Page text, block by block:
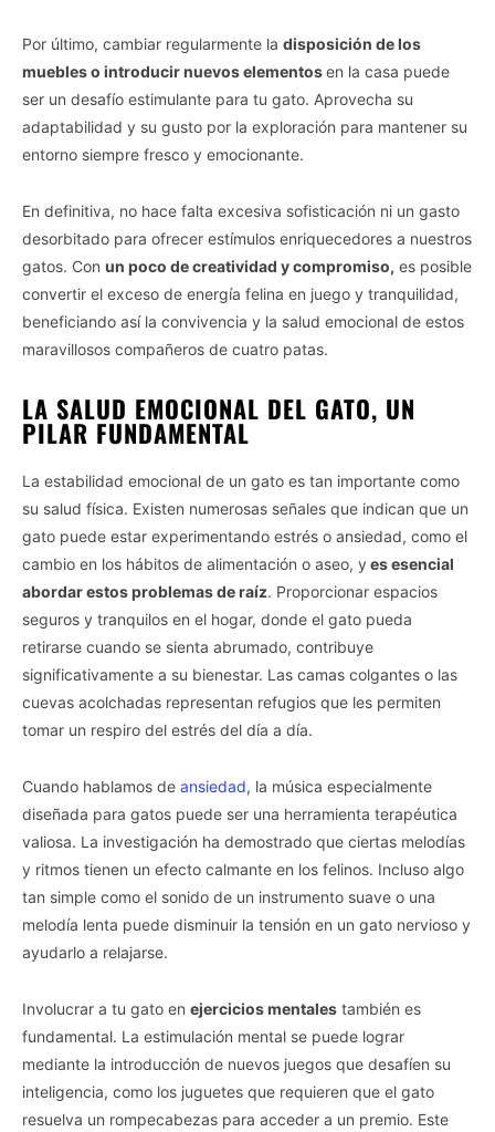
Por último, cambiar regularmente la disposición de los
muebles o introducir nuevos elementosen la casa puede
ser un desafío estimulante para tu gato. Aprovecha su
adaptabilidad y su gusto por la exploración para mantener su
entorno siempre fresco y emocionante.
En definitiva, no hace falta excesiva sofisticación ni un gasto
desorbitado para ofrecer estímulos enriquecedores a nuestros
gatos. Con un poco de creatividad y compromiso, es posible
convertir el exceso de energía felina en juego y tranquilidad,
beneficiando así la convivencia y la salud emocional de estos
maravillosos compañeros de cuatro patas.
LA SALUD EMOCIONAL DEL GATO, UN
PILAR FUNDAMENTAL
La estabilidad emocional de un gato es tan importante como
su salud física. Existen numerosas señales que indican que un
gato puede estar experimentando estrés o ansiedad, como el
cambio en los hábitos de alimentación o aseo, y es esencial
abordar estos problemas de raíz. Proporcionar espacios
seguros y tranquilos en el hogar, donde el gato pueda
retirarse cuando se sienta abrumado, contribuye
significativamente a su bienestar. Las camas colgantes o las
cuevas acolchadas representan refugios que les permiten
tomar un respiro del estrés del día a día.
Cuando hablamos de ansiedad, la música especialmente
diseñada para gatos puede ser una herramienta terapéutica
valiosa. La investigación ha demostrado que ciertas melodías
y ritmos tienen un efecto calmante en los felinos. Incluso algo
tan simple como el sonido de un instrumento suave o una
melodía lenta puede disminuir la tensión en un gato nervioso y
ayudarlo a relajarse.
Involucrar a tu gato en ejercicios mentales también es
fundamental. La estimulación mental se puede lograr
mediante la introducción de nuevos juegos que desafíen su
inteligencia, como los juguetes que requieren que el gato
resuelva un rompecabezas para acceder a un premio. Este